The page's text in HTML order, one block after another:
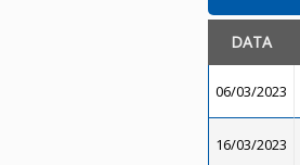
DATA
06/03/2023
16/03/2023